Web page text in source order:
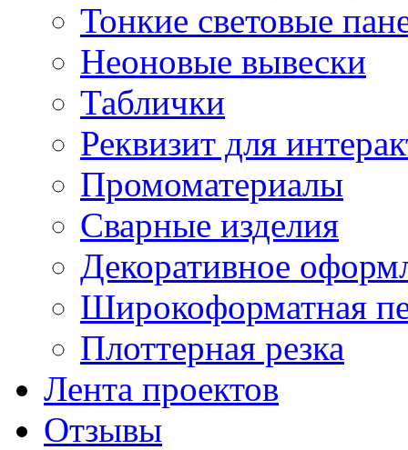
Тонкие световые
Неоновые вывески
Таблички
Реквизит для
Промоматериалы
Сварные изделия
Декоративное
Широкоформатная
Плоттерная резка
Лента проектов
Отзывы